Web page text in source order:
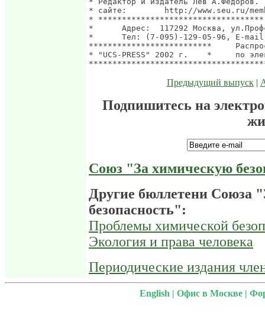
Предыдущий выпуск|
Подпишитесь на
Союз "За химическую
Другие бюллетени Союза
безопасность":
Проблемы химической
Экология и права человека
Периодические издания
English | Офис в Москве |